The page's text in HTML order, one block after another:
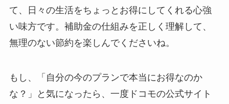
て、日々の生活をちょっとお得にしてくれる心強
い味方です。補助金の仕組みを正しく理解して、
無理のない節約を楽しんでくださいね。
もし、「自分の今のプランで本当にお得なのか
な？」と気になったら、一度ドコモの公式サイト